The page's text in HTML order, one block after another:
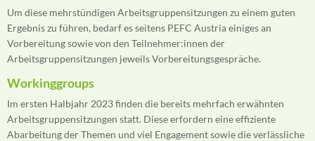
Um diese mehrstündigen Arbeitsgruppensitzungen zu einem guten
Ergebnis zu führen, bedarf es seitens PEFC Austria einiges an
Vorbereitung sowie von den Teilnehmer:innen der
Arbeitsgruppensitzungen jeweils Vorbereitungsgespräche.
Workinggroups
Im ersten Halbjahr 2023 finden die bereits mehrfach erwähnten
Arbeitsgruppensitzungen statt. Diese erfordern eine effiziente
Abarbeitung der Themen und viel Engagement sowie die verlässliche